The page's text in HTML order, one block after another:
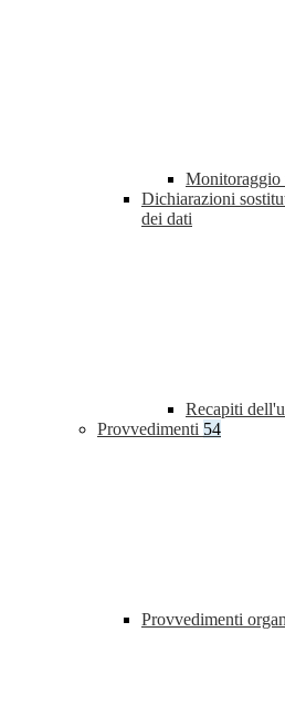
Monitoraggio
Dichiarazioni
dei dati
Recapiti
Provvedimenti 54
Provvedimenti